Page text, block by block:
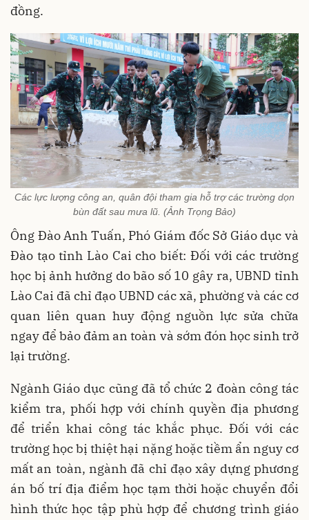
đồng.
Các lực lượng công an, quân đội tham gia hỗ trợ các trường dọn
bùn đất sau mưa lũ. (Ảnh Trọng Bảo)
Ông Đào Anh Tuấn, Phó Giám đốc Sở Giáo dục và
Đào tạo tỉnh Lào Cai cho biết: Đối với các trường
học bị ảnh hưởng do bão số 10 gây ra, UBND tỉnh
Lào Cai đã chỉ đạo UBND các xã, phường và các cơ
quan liên quan huy động nguồn lực sửa chữa
ngay để bảo đảm an toàn và sớm đón học sinh trở
lại trường.
Ngành Giáo dục cũng đã tổ chức 2 đoàn công tác
kiểm tra, phối hợp với chính quyền địa phương
để triển khai công tác khắc phục. Đối với các
trường học bị thiệt hại nặng hoặc tiềm ẩn nguy cơ
mất an toàn, ngành đã chỉ đạo xây dựng phương
án bố trí địa điểm học tạm thời hoặc chuyển đổi
hình thức học tập phù hợp để chương trình giáo